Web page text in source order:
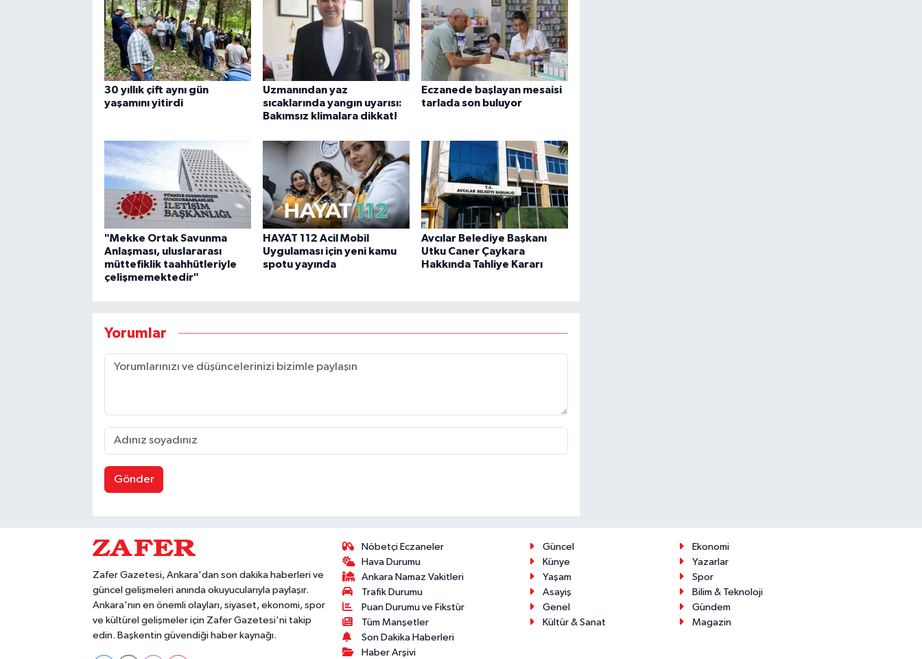
30 yıllık çift aynı gün
yaşamını yitirdi
Uzmanından yaz
sıcaklarında yangın uyarısı:
Bakımsız klimalara dikkat!
Eczanede başlayan mesaisi
tarlada son buluyor
"Mekke Ortak Savunma
Anlaşması, uluslararası
müttefiklik taahhütleriyle
çelişmemektedir"
HAYAT 112 Acil Mobil
Uygulaması için yeni kamu
spotu yayında
Avcılar Belediye Başkanı
Utku Caner Çaykara
Hakkında Tahliye Kararı
Yorumlar
Gönder
Zafer Gazetesi, Ankara'dan son dakika haberleri ve
güncel gelişmeleri anında okuyucularıyla paylaşır.
Ankara'nın en önemli olayları, siyaset, ekonomi, spor
ve kültürel gelişmeler için Zafer Gazetesi'ni takip
edin. Başkentin güvendiği haber kaynağı.
Nöbetçi Eczaneler
Hava Durumu
Ankara Namaz Vakitleri
Trafik Durumu
Puan Durumu ve Fikstür
Tüm Manşetler
Son Dakika Haberleri
Haber Arşivi
Güncel
Ekonomi
Künye
Yazarlar
Yaşam
Spor
Asayiş
Bilim & Teknoloji
Genel
Gündem
Kültür & Sanat
Magazin